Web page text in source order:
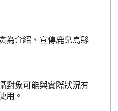
為介紹、宣傳鹿兒島縣
對象可能與實際狀況有
用。